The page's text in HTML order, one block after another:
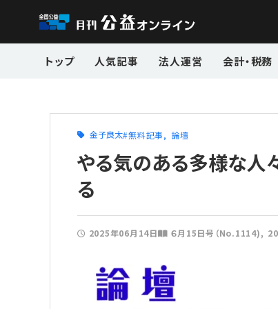
トップ 人気記事 法人運営 会計・税務
金子良太 無料記事 論壇
やる気のある多様な人
る
2025年06月14日 ６月15日号（No.1114)